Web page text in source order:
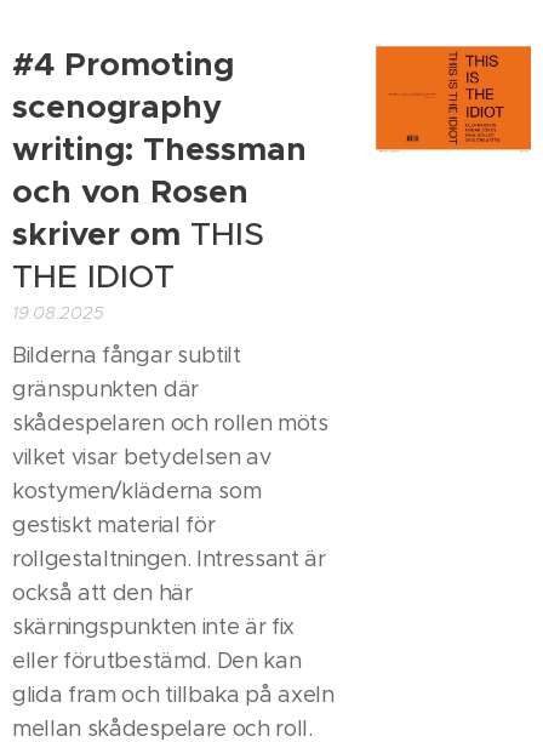
#4 Promoting
scenography
writing: Thessman
och von Rosen
skriver om THIS
THE IDIOT
19.08.2025
Bilderna fångar subtilt
gränspunkten där
skådespelaren och rollen möts
vilket visar betydelsen av
kostymen/kläderna som
gestiskt material för
rollgestaltningen. Intressant är
också att den här
skärningspunkten inte är fix
eller förutbestämd. Den kan
glida fram och tillbaka på axeln
mellan skådespelare och roll.